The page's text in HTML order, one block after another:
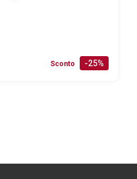
Sconto -25%